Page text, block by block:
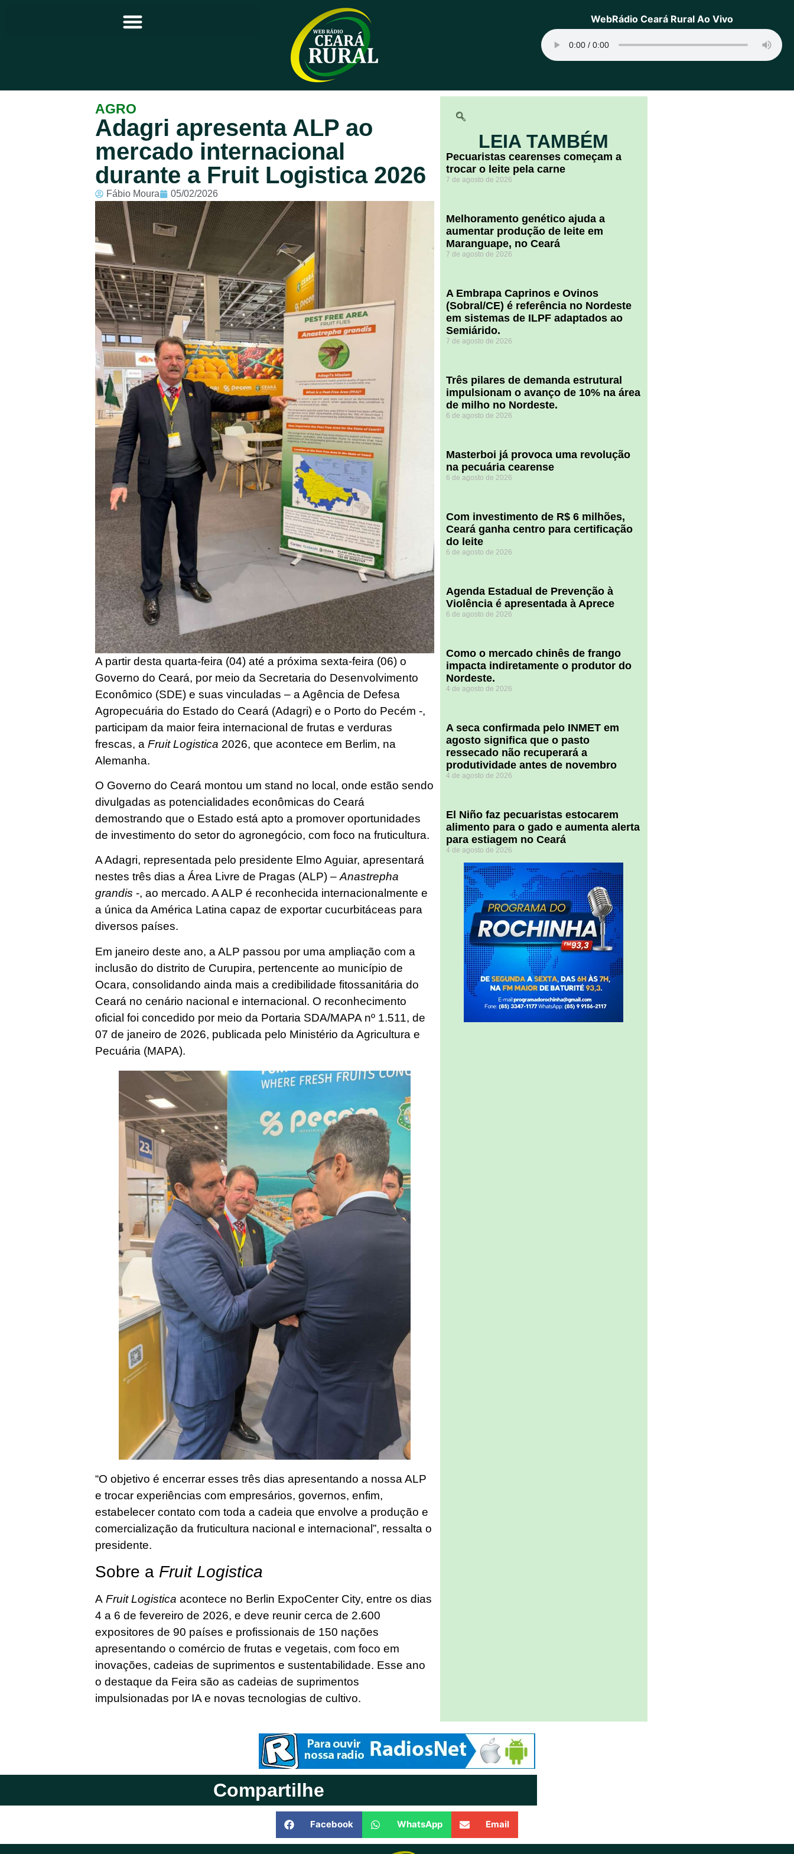
Principal
Notícias
Programação
Equipe
Contato
Sobre
WebRádio Ceará Rural Ao Vivo
AGRO
Adagri apresenta ALP ao
mercado internacional
durante a Fruit Logistica 2026
Fábio Moura 05/02/2026
A partir desta quarta-feira (04) até a próxima sexta-feira (06) o
Governo do Ceará, por meio da Secretaria do Desenvolvimento
Econômico (SDE) e suas vinculadas – a Agência de Defesa
Agropecuária do Estado do Ceará (Adagri) e o Porto do Pecém -,
participam da maior feira internacional de frutas e verduras
frescas, aFruit Logistica 2026, que acontece em Berlim, na
Alemanha.
O Governo do Ceará montou um stand no local, onde estão sendo
divulgadas as potencialidades econômicas do Ceará
demostrando que o Estado está apto a promover oportunidades
de investimento do setor do agronegócio, com foco na fruticultura.
A Adagri, representada pelo presidente Elmo Aguiar, apresentará
nestes três dias a Área Livre de Pragas (ALP) –Anastrepha
grandis -, ao mercado. A ALP é reconhecida internacionalmente e
a única da América Latina capaz de exportar cucurbitáceas para
diversos países.
Em janeiro deste ano, a ALP passou por uma ampliação com a
inclusão do distrito de Curupira, pertencente ao município de
Ocara, consolidando ainda mais a credibilidade fitossanitária do
Ceará no cenário nacional e internacional. O reconhecimento
oficial foi concedido por meio da Portaria SDA/MAPA nº 1.511, de
07 de janeiro de 2026, publicada pelo Ministério da Agricultura e
Pecuária (MAPA).
“O objetivo é encerrar esses três dias apresentando a nossa ALP
e trocar experiências com empresários, governos, enfim,
estabelecer contato com toda a cadeia que envolve a produção e
comercialização da fruticultura nacional e internacional”, ressalta o
presidente.
Sobre a Fruit Logistica
AFruit Logistica acontece no Berlin ExpoCenter City, entre os dias
4 a 6 de fevereiro de 2026, e deve reunir cerca de 2.600
expositores de 90 países e profissionais de 150 nações
apresentando o comércio de frutas e vegetais, com foco em
inovações, cadeias de suprimentos e sustentabilidade. Esse ano
o destaque da Feira são as cadeias de suprimentos
impulsionadas por IA e novas tecnologias de cultivo.
LEIA TAMBÉM
Pecuaristas cearenses começam a
trocar o leite pela carne
7 de agosto de 2026
Melhoramento genético ajuda a
aumentar produção de leite em
Maranguape, no Ceará
7 de agosto de 2026
A Embrapa Caprinos e Ovinos
(Sobral/CE) é referência no Nordeste
em sistemas de ILPF adaptados ao
Semiárido.
7 de agosto de 2026
​Três pilares de demanda estrutural
impulsionam o avanço de 10% na área
de milho no Nordeste.
6 de agosto de 2026
Masterboi já provoca uma revolução
na pecuária cearense
6 de agosto de 2026
Com investimento de R$ 6 milhões,
Ceará ganha centro para certificação
do leite
6 de agosto de 2026
Agenda Estadual de Prevenção à
Violência é apresentada à Aprece
6 de agosto de 2026
​Como o mercado chinês de frango
impacta indiretamente o produtor do
Nordeste.
4 de agosto de 2026
A seca confirmada pelo INMET em
agosto significa que o pasto
ressecado não recuperará a
produtividade antes de novembro
4 de agosto de 2026
El Niño faz pecuaristas estocarem
alimento para o gado e aumenta alerta
para estiagem no Ceará
4 de agosto de 2026
Compartilhe
Facebook WhatsApp Email